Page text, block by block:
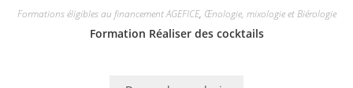
Formations éligibles au financement AGEFICE, Œnologie, mixologie et Biérologie
Formation Réaliser des cocktails